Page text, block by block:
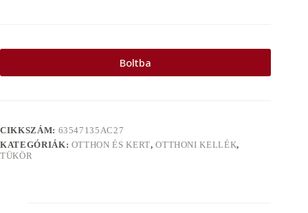
Boltba
CIKKSZÁM: 63547135AC27
KATEGÓRIÁK: OTTHON ÉS KERT,OTTHONI KELLÉK,
TÜKÖR